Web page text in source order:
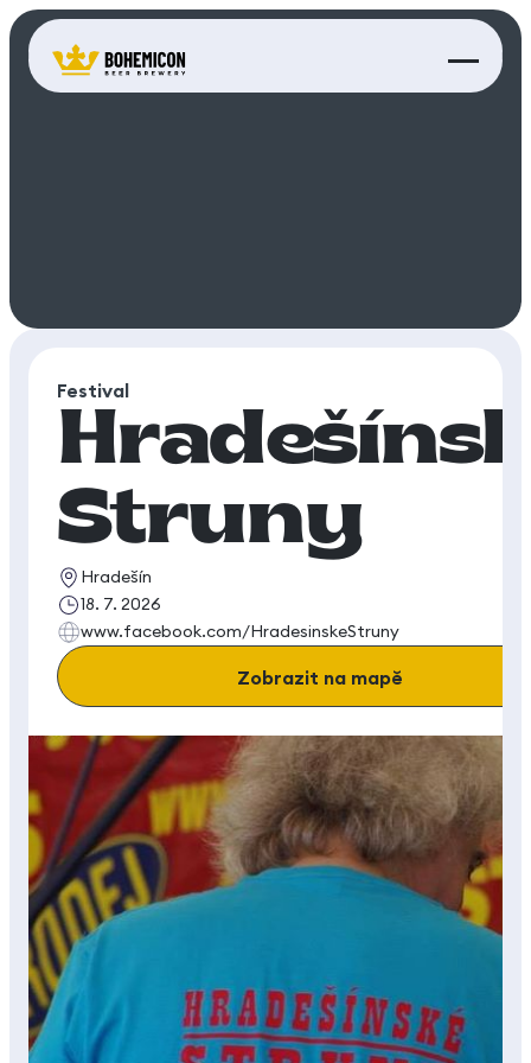
Festival
Struny
Hradešín
18. 7. 2026
www.facebook.com/HradesinskeStruny
Zobrazit na mapě